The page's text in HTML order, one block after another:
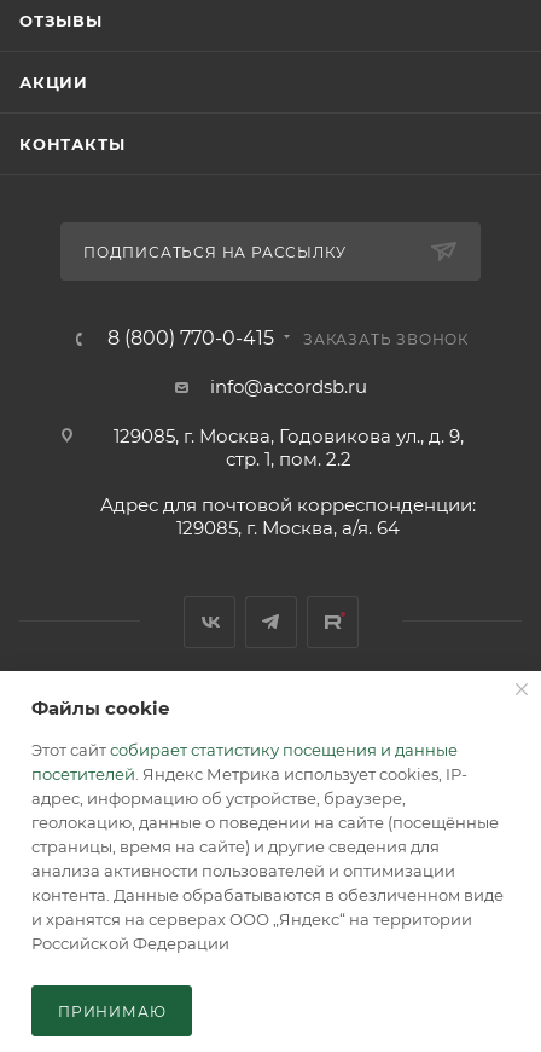
ОТЗЫВЫ
АКЦИИ
КОНТАКТЫ
ПОДПИСАТЬСЯ НА РАССЫЛКУ
8 (800) 770-0-415 ЗАКАЗАТЬ ЗВОНОК
info@accordsb.ru
129085, г. Москва, Годовикова ул., д. 9,
стр. 1, пом. 2.2
Адрес для почтовой корреспонденции:
129085, г. Москва, а/я. 64
2026 © Обращаем Ваше внимание на то, что вся
информация, размещенная на сайте, носит
информационный характер и не является публичной
офертой, определяемой положениями Статьи 437 (2) ГК РФ.
Файлы cookie
Этот сайтсобирает статистику посещения и данные
посетителей . Яндекс Метрика использует cookies, IP-
адрес, информацию об устройстве, браузере,
геолокацию, данные о поведении на сайте (посещённые
страницы, время на сайте) и другие сведения для
анализа активности пользователей и оптимизации
контента. Данные обрабатываются в обезличенном виде
и хранятся на серверах ООО „Яндекс“ на территории
Российской Федерации
ПРИНИМАЮ
Главная
Кабинет